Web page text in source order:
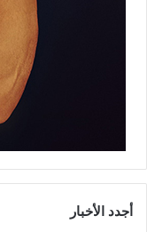
أجدد الأخبار